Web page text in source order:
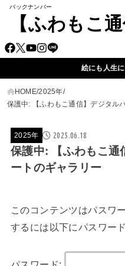
バックナンバー
【ふわもこ通
絵にも人生
HOME 2025年
保護中: 【ふわもこ通信】デジタル
2025年 2025.06.18
保護中: 【ふわもこ通
ートのギャラリー
このコンテンツはパスワ
するには以下にパスワー